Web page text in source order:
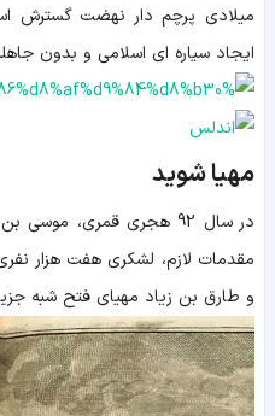
میلادی پرچم دار نهضت گسترش
ایجاد سیاره ای اسلامی و بدون
مهیا شوید
در سال 92 هجرى قمرى،
مقدمات لازم، لشكرى هفت هزار
و طارق بن زياد مهياى فتح شبه